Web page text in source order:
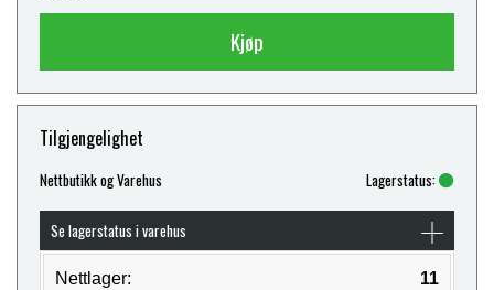
Kjøp
Tilgjengelighet
Nettbutikk og Varehus Lagerstatus:
Se lagerstatus i varehus
Nettlager: 11